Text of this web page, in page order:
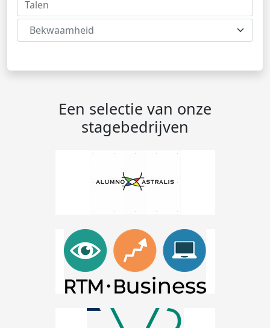
Bekwaamheid
Een selectie van onze
stagebedrijven